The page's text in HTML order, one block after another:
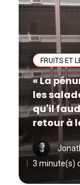
FRUITS ET
« La
les
qu'il
retour à
3 minute(s)